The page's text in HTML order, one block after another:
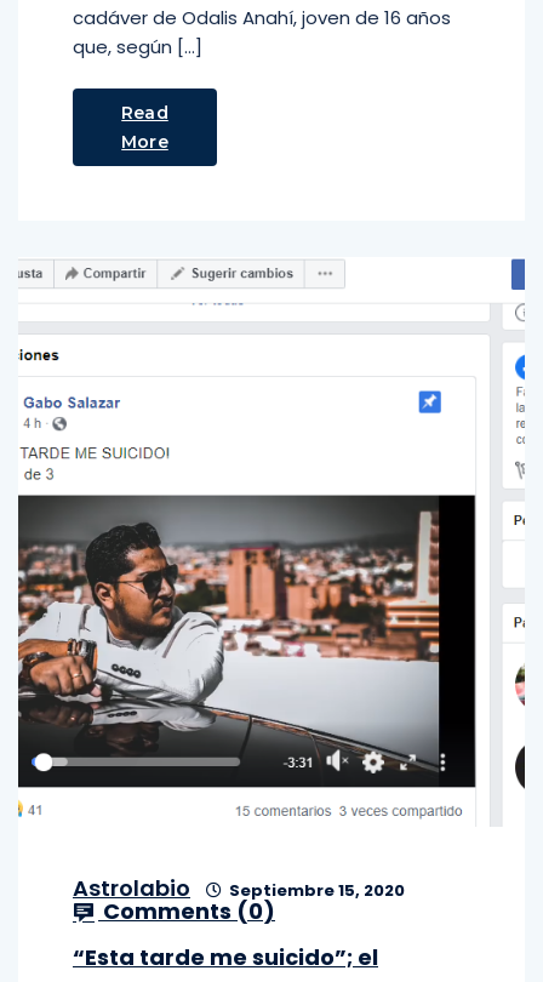
cadáver de Odalis Anahí, joven de 16 años
que, según […]
Read
More
Astrolabio Septiembre 15, 2020
Comments (0)
“Esta tarde me suicido”; el